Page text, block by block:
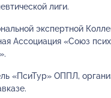
лиги.
экспертной
Ассоциация «Союз
«ПсиТур» ОППЛ,